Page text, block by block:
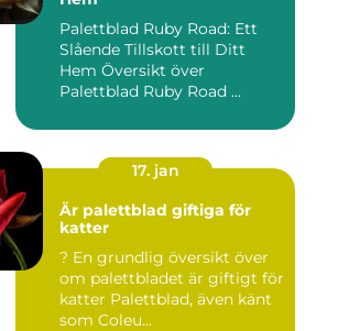
Palettblad Ruby Road: Ett
Slående Tillskott till Ditt
Hem Översikt över
Palettblad Ruby Road ...
17. jan
Är palettblad giftiga för
katter
? En grundlig översikt över
om palettbladet är giftigt för
katter Palettblad, även känt
som Coleu...